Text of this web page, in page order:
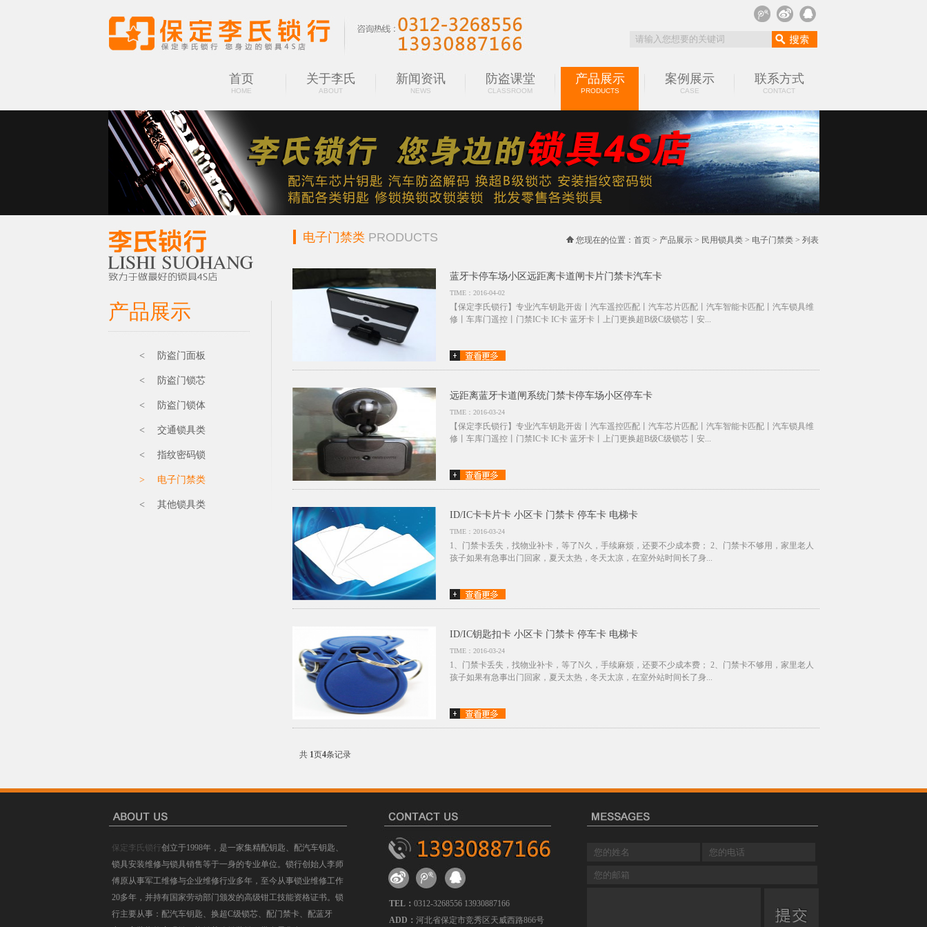
首页
HOME
关于李氏
ABOUT
新闻资讯
NEWS
防盗课堂
CLASSROOM
产品展示
PRODUCTS
案例展示
CASE
联系方式
CONTACT
产品展示
< 防盗门面板
< 防盗门锁芯
< 防盗门锁体
< 交通锁具类
< 指纹密码锁
> 电子门禁类
< 其他锁具类
电子门禁类 PRODUCTS 您现在的位置： 首页> 产品展示> 民用锁具类> 电子门禁类> 列表
蓝牙卡停车场小区远距离卡道闸卡片门禁卡汽车卡
TIME：2016-04-02
【保定李氏锁行】专业汽车钥匙开齿丨汽车遥控匹配丨汽车芯片匹配丨汽车智能卡匹配丨汽车锁具维
修丨车库门遥控丨门禁IC卡 IC卡 蓝牙卡丨上门更换超B级C级锁芯丨安...
远距离蓝牙卡道闸系统门禁卡停车场小区停车卡
TIME：2016-03-24
【保定李氏锁行】专业汽车钥匙开齿丨汽车遥控匹配丨汽车芯片匹配丨汽车智能卡匹配丨汽车锁具维
修丨车库门遥控丨门禁IC卡 IC卡 蓝牙卡丨上门更换超B级C级锁芯丨安...
ID/IC卡卡片卡 小区卡 门禁卡 停车卡 电梯卡
TIME：2016-03-24
1、门禁卡丢失，找物业补卡，等了N久，手续麻烦，还要不少成本费； 2、门禁卡不够用，家里老人
孩子如果有急事出门回家，夏天太热，冬天太凉，在室外站时间长了身...
ID/IC钥匙扣卡 小区卡 门禁卡 停车卡 电梯卡
TIME：2016-03-24
1、门禁卡丢失，找物业补卡，等了N久，手续麻烦，还要不少成本费； 2、门禁卡不够用，家里老人
孩子如果有急事出门回家，夏天太热，冬天太凉，在室外站时间长了身...
共 1页4条记录
保定李氏锁行创立于1998年，是一家集精配钥匙、配汽车钥匙、
锁具安装维修与锁具销售等于一身的专业单位。锁行创始人李师
傅原从事军工维修与企业维修行业多年，至今从事锁业维修工作
20多年，并持有国家劳动部门颁发的高级钳工技能资格证书。锁
行主要从事：配汽车钥匙、换超C级锁芯、配门禁卡、配蓝牙
TEL： 0312-3268556 13930887166
ADD： 河北省保定市竞秀区天威西路866号